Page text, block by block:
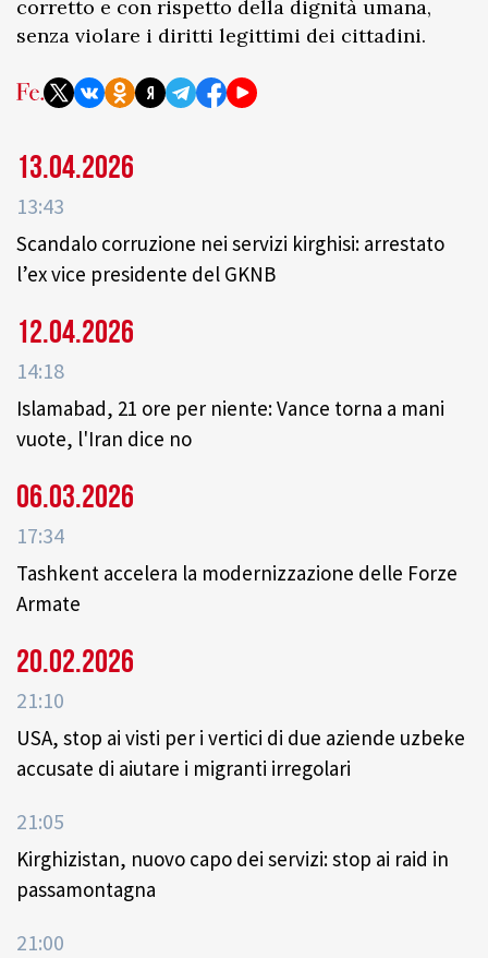
corretto e con rispetto della dignità umana,
senza violare i diritti legittimi dei cittadini.
13.04.2026
13:43
Scandalo corruzione nei servizi kirghisi: arrestato
l’ex vice presidente del GKNB
12.04.2026
14:18
Islamabad, 21 ore per niente: Vance torna a mani
vuote, l'Iran dice no
06.03.2026
17:34
Tashkent accelera la modernizzazione delle Forze
Armate
20.02.2026
21:10
USA, stop ai visti per i vertici di due aziende uzbeke
accusate di aiutare i migranti irregolari
21:05
Kirghizistan, nuovo capo dei servizi: stop ai raid in
passamontagna
21:00